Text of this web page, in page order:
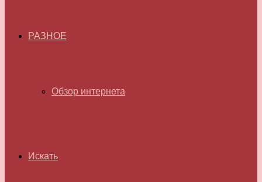
РАЗНОЕ
Обзор интернета
Искать